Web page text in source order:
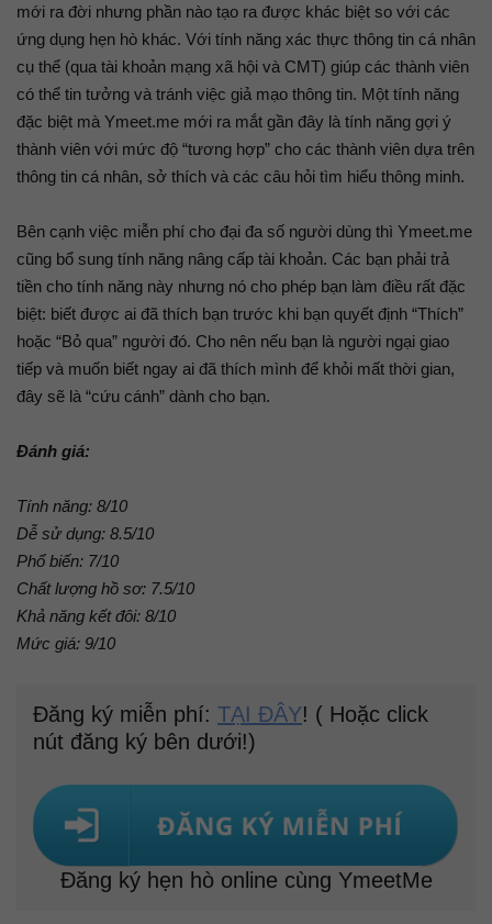
mới ra đời nhưng phần nào tạo ra được khác biệt so với các
ứng dụng hẹn hò khác. Với tính năng xác thực thông tin cá nhân
cụ thể (qua tài khoản mạng xã hội và CMT) giúp các thành viên
có thể tin tưởng và tránh việc giả mạo thông tin. Một tính năng
đặc biệt mà Ymeet.me mới ra mắt gần đây là tính năng gợi ý
thành viên với mức độ “tương hợp” cho các thành viên dựa trên
thông tin cá nhân, sở thích và các câu hỏi tìm hiểu thông minh.
Bên cạnh việc miễn phí cho đại đa số người dùng thì Ymeet.me
cũng bổ sung tính năng nâng cấp tài khoản. Các bạn phải trả
tiền cho tính năng này nhưng nó cho phép bạn làm điều rất đặc
biệt: biết được ai đã thích bạn trước khi bạn quyết định “Thích”
hoặc “Bỏ qua” người đó. Cho nên nếu bạn là người ngại giao
tiếp và muốn biết ngay ai đã thích mình để khỏi mất thời gian,
đây sẽ là “cứu cánh” dành cho bạn.
Đánh giá:
Tính năng: 8/10
Dễ sử dụng: 8.5/10
Phổ biến: 7/10
Chất lượng hồ sơ: 7.5/10
Khả năng kết đôi: 8/10
Mức giá: 9/10
Đăng ký miễn phí: TẠI ĐÂY! ( Hoặc click
nút đăng ký bên dưới!)
Đăng ký hẹn hò online cùng YmeetMe